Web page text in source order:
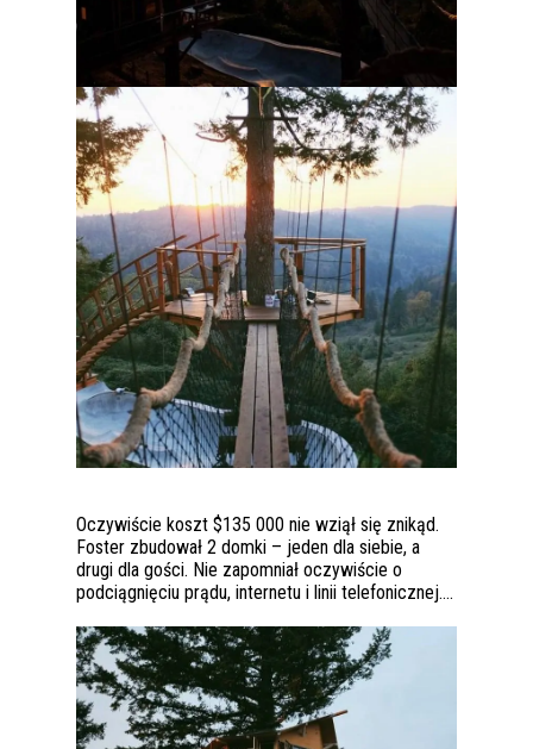
Oczywiście koszt $135 000 nie wziął się znikąd.
Foster zbudował 2 domki – jeden dla siebie, a
drugi dla gości. Nie zapomniał oczywiście o
podciągnięciu prądu, internetu i linii telefonicznej….